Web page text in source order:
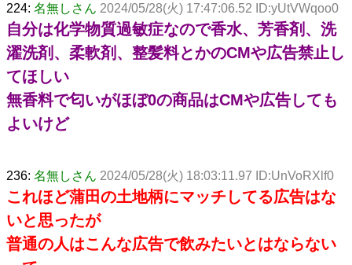
224: 名無しさん 2024/05/28(火) 17:47:06.52 ID:yUtVWqoo0
自分は化学物質過敏症なので香水、芳香剤、洗
濯洗剤、柔軟剤、整髪料とかのCMや広告禁止し
てほしい
無香料で匂いがほぼ0の商品はCMや広告しても
よいけど
236: 名無しさん 2024/05/28(火) 18:03:11.97 ID:UnVoRXlf0
これほど蒲田の土地柄にマッチしてる広告はな
いと思ったが
普通の人はこんな広告で飲みたいとはならない